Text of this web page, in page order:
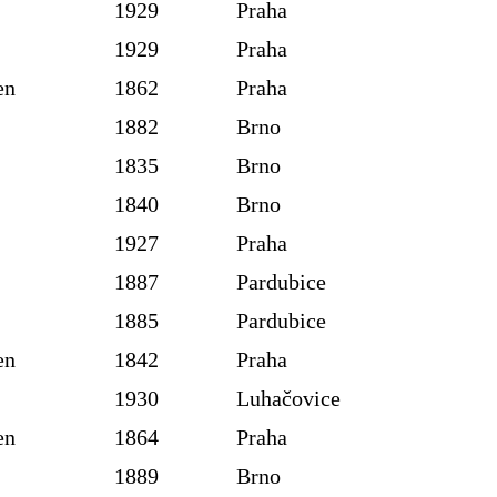
1929
Praha
1929
Praha
1862
Praha
1882
Brno
1835
Brno
1840
Brno
1927
Praha
1887
Pardubice
1885
Pardubice
1842
Praha
1930
Luhačovice
1864
Praha
1889
Brno